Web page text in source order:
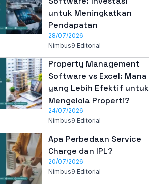
untuk Meningkatkan
Pendapatan
28/07/2026
Nimbus9 Editorial
Property Management
Software vs Excel: Mana
yang Lebih Efektif untuk
Mengelola Properti?
24/07/2026
Nimbus9 Editorial
Apa Perbedaan Service
Charge dan IPL?
20/07/2026
Nimbus9 Editorial